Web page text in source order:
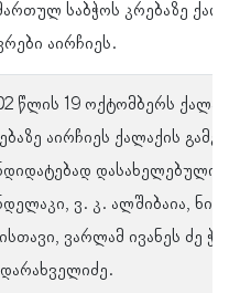
საბჭოს კრებაზე
აირჩიეს.
წლის 19 ოქტომბერს
აირჩიეს ქალაქის
დასახელებული
ვ. კ. ალშიბაია,
ვარლამ ივანეს ძე